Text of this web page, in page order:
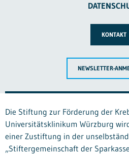
KONTAKT
NEWSLETTER-
Die Stiftung zur Förderung der
Universitätsklinikum Würzburg
einer Zustiftung in der
„Stiftergemeinschaft der